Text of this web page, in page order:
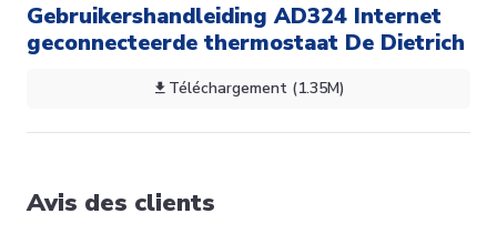
Gebruikershandleiding AD324 Internet
geconnecteerde thermostaat De Dietrich
Téléchargement (1.35M)
Avis des clients